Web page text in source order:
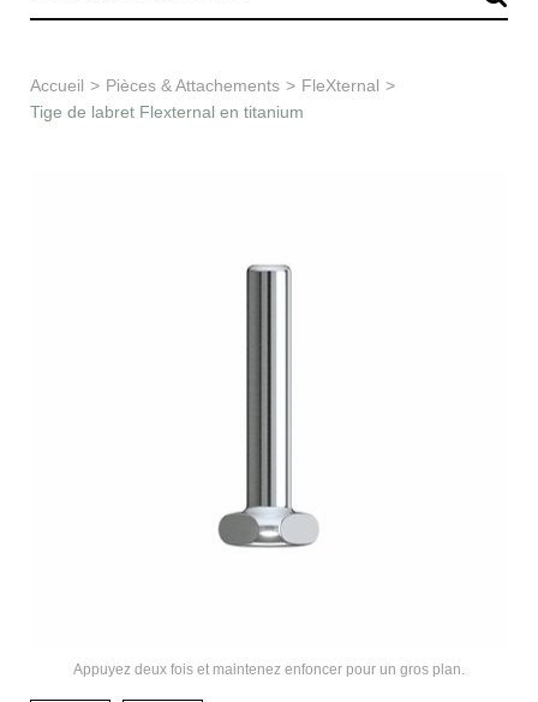
Accueil > Pièces & Attachements > FleXternal >
Tige de labret Flexternal en titanium
Appuyez deux fois et maintenez enfoncer pour un gros plan.